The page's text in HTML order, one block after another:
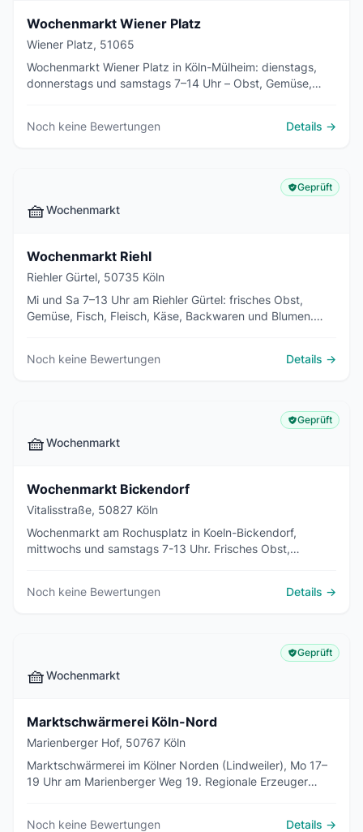
Wochenmarkt Wiener Platz
Wiener Platz, 51065
Wochenmarkt Wiener Platz in Köln-Mülheim: dienstags,
donnerstags und samstags 7–14 Uhr – Obst, Gemüse,
Noch keine Bewertungen Details →
🧺Wochenmarkt
Geprüft
Wochenmarkt Riehl
Riehler Gürtel, 50735 Köln
Mi und Sa 7–13 Uhr am Riehler Gürtel: frisches Obst,
Gemüse, Fisch, Fleisch, Käse, Backwaren und Blumen.
Noch keine Bewertungen
Details →
🧺Wochenmarkt
Geprüft
Wochenmarkt Bickendorf
Vitalisstraße, 50827 Köln
Wochenmarkt am Rochusplatz in Koeln-Bickendorf,
mittwochs und samstags 7-13 Uhr. Frisches Obst,
Noch keine Bewertungen Details →
🧺Wochenmarkt
Geprüft
Marktschwärmerei Köln-Nord
Marienberger Hof, 50767 Köln
Marktschwärmerei im Kölner Norden (Lindweiler), Mo 17–
19 Uhr am Marienberger Weg 19. Regionale Erzeuger
Noch keine Bewertungen
Details →